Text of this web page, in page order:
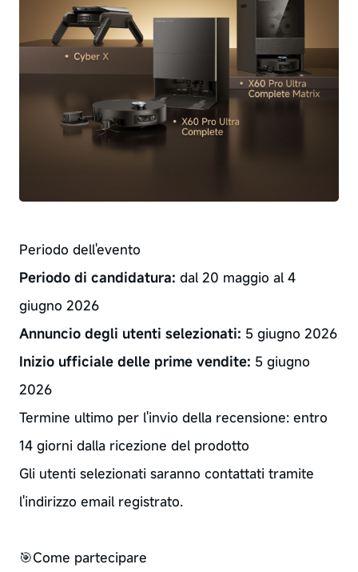
Periodo dell'evento
Periodo di candidatura: dal 20 maggio al 4
giugno 2026
Annuncio degli utenti selezionati: 5 giugno 2026
Inizio ufficiale delle prime vendite: 5 giugno
2026
Termine ultimo per l'invio della recensione: entro
14 giorni dalla ricezione del prodotto
Gli utenti selezionati saranno contattati tramite
l'indirizzo email registrato.
🎯Come partecipare